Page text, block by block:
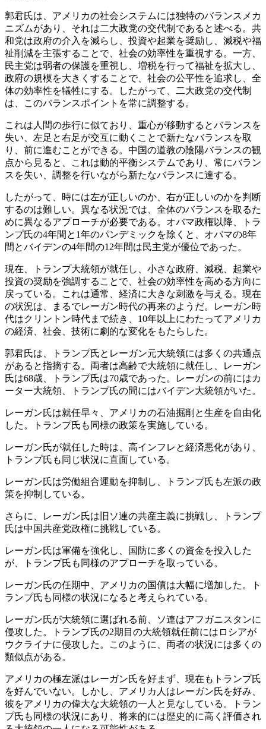
郭君氏は、アメリカの社会システムには独特のバランスメカ
ニズムがあり、それは二大政党の交代制であると述べる。共
和党は政府の介入を減らし、投資や起業を奨励し、減税や福
祉削減を主張することで、社会の効率性を重視する。一方、
民主党は弱者の保護を重視し、増税を行って福祉を拡大し、
政府の規模を大きくすることで、社会の公平性を追求し、全
体の効率性を犠牲にする。したがって、二大政党の交代制
は、このバランスポイントを常に調整する。
これは人間の歩行に似ており、重心が移動するとバランスを
失い、左足と右足が交互に動くことで新たなバランスを取
り、前に進むことができる。中国の道教の陰陽バランスの観
点から見ると、これは動的平衡システムであり、常にバラン
スを失い、調整を行いながら新たなバランスに達する。
したがって、時には左が正しいのか、右が正しいのかを判断
するのは難しい。異なる状況では、全体のバランスを取るた
めに異なるアプローチが必要である。オバマ政権以降、トラ
ンプ氏の4年間と1年のパンデミックを除くと、オバマの8年
間とバイデンの4年間の12年間は民主党が優位であった。
現在、トランプ大統領が就任し、小さな政府、減税、起業や
投資の奨励を強調することで、社会の効率性を高める方向に
戻っている。これは通常、経済に大きな刺激を与える。現在
の状況は、まるでレーガン時代の再来のようだ。レーガン時
代はクリントン時代まで続き、10年以上にわたってアメリカ
の経済、社会、技術に劇的な変化をもたらした。
郭君氏は、トランプ氏とレーガン元大統領には多くの共通点
があると指摘する。両者は高齢で大統領に就任し、レーガン
氏は68歳、トランプ氏は70歳であった。レーガンの前にはカ
ーター大統領、トランプ氏の間にはバイデン大統領がいた。
レーガン氏は就任早々、アメリカの石油掘削と生産を自由化
した。トランプ氏も同様の政策を実施している。
レーガン氏が就任した時は、高インフレと経済悪化があり、
トランプ氏も同じ状況に直面している。
レーガン氏は労働組合運動を抑制し、トランプ氏も左派の政
策を抑制している。
さらに、レーガン氏は旧ソ連の共産主義に挑戦し、トランプ
氏は中国共産党政権に挑戦している。
レーガン氏は軍備を強化し、国防に多くの資金を投入した
が、トランプ氏も同様のアプローチを取っている。
レーガン氏の任期中、アメリカの国債は大幅に増加した。ト
ランプ氏も同様の状況になると考えられている。
レーガン氏が大統領に選ばれる前、ソ連はアフガニスタンに
侵攻した。トランプ氏の2期目の大統領就任前にはロシアが
ウクライナに侵攻した。このように、両者の状況には多くの
類似点がある。
アメリカの極左派はレーガン氏を好まず、現在もトランプ氏
を好んでいない。しかし、アメリカ人はレーガン氏を好み、
彼をアメリカの偉大な大統領の一人と見なしている。トラン
プ氏も同様の状況にあり、将来的には歴史的に高く評価され